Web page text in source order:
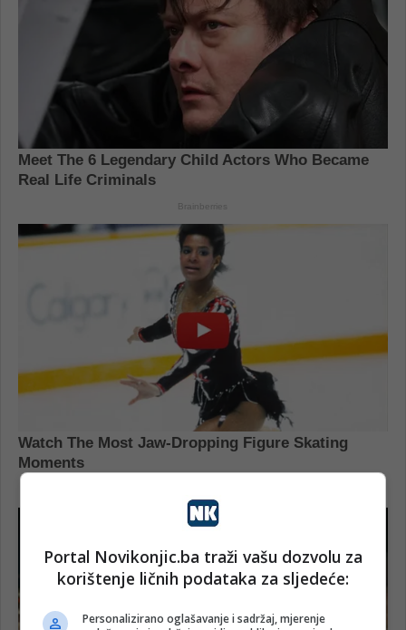
Portal Novikonjic.ba traži vašu dozvolu za
korištenje ličnih podataka za sljedeće:
Personalizirano oglašavanje i sadržaj, mjerenje